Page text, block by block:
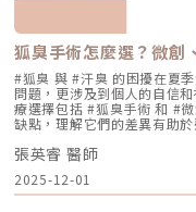
Q5：我平常有在擦酸類或A
用，但實際時間需依療程種
A醇會促進角質代謝，可能在
紅、乾燥）加劇，並提高色
天暫停使用，術後約1–2週
評估為準。在停用期間，建
經醯胺等），並落實防曬措
滑自信肌對抗毛孔粗大是一
立正確的居家保養觀念，並
的醫美技術已經能為各種膚
是屬於哪一種毛孔類型，或
間到專業的醫美診所進行諮
檢測儀器，才能為你規劃出
理多種斑點 療程次數 修復期 可能需多次，修復期較長 單次有感改善、修復
期更短 適合性 適合多數色斑但風險略高 適合希望快速、低風險改善的族群
Reepot AI時光雷射禁忌症以
由醫療人員審慎評估：1. 具
線反應特別強烈，或正在使
反應的風險較高。2. 三個月
修復速度，使治療後的反應
最近三到六個月內接受過填
為避免能量影響填充物穩定
受過磨皮或其他侵入性治療
度刺激或延長恢復期。5. 懷
要基於安全性與荷爾蒙變動
長，可能有腫脹、瘀青、傷口照護與拆線需求
有緊實感，完整效果通常隨膠原蛋白新生
拉提效果通常會在數週至數月逐漸明顯 術後消腫後逐漸
然度需等待恢復期 維持時間 約1年至1年半以上，依個人體質、老化速度與
保養而定 約1年至1年半以上，依個人體質、發數、能量與保養而定 通常可
維持數年，但仍會隨年齡與老化速度改變 優點 非侵
與緊緻感改善自然 非侵入式、修復期短、對輪廓線與深層支撐較有針對性
拉提幅度通常較明顯，適合較嚴重鬆弛者 限制 對非
膚，改善幅度有限 對膚質、毛孔、細紋的改善不一定比電波明顯 需開刀、
強，要問哪個適合你很多人
問題其實很容易問錯方向。
下垂、脂肪位移或組織支撐
程。什麼是DENSITY RF無雙
Jeisys Medical 推出。根據
高頻能量，可將能量傳遞到
地方，在於它主打「單極 +
用，雙極則偏向較表層、較
兼顧： 深層緊緻 淺層膚質
DENSITY 採用 sequential
與雙極射頻能量，並搭配冷
群無雙電波常被期待用在以
夠緊 膚質變粗、毛孔變明顯
太強 想要自然型、精緻型保
波比較偏「輪廓拉提主力」
狐臭手術怎麼選？微創
#狐臭 與 #汗臭 的困擾在夏
問題，更涉及到個人的自信
療選擇包括 #狐臭手術 和 #
缺點，理解它們的差異有助
生活中該如何減少體味產生
臭手術與傳統狐臭手術法之
和多汗我都有，但我能使用
03:08 微波治療後汗水會跑
味產生？張英睿皮膚專科
張英睿 醫師
2025-12-01